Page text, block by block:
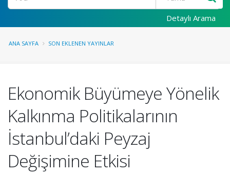
Detaylı Arama
ANA SAYFA SON EKLENEN YAYINLAR
Ekonomik Büyümeye Yönelik
Kalkınma Politikalarının
İstanbul’daki Peyzaj
Değişimine Etkisi